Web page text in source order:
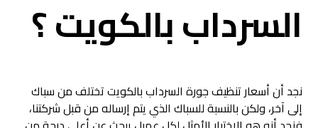
السرداب بالكويت ؟
نجد أن أسعار تنظيف جورة السرداب بالكويت تختلف من سباك
إلى آخر، ولكن بالنسبة للسباك الذي يتم إرساله من قبل شركتنا،